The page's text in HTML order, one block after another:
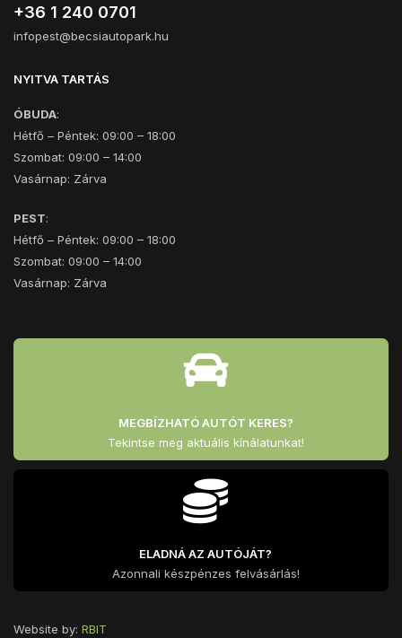
+36 1 240 0701
infopest@becsiautopark.hu
NYITVA TARTÁS
ÓBUDA:
Hétfő – Péntek: 09:00 – 18:00
Szombat: 09:00 – 14:00
Vasárnap: Zárva
PEST:
Hétfő – Péntek: 09:00 – 18:00
Szombat: 09:00 – 14:00
Vasárnap: Zárva
MEGBÍZHATÓ AUTÓT KERES?
Tekintse meg aktuális kínálatunkat!
ELADNÁ AZ AUTÓJÁT?
Azonnali készpénzes felvásárlás!
Website by: RBIT